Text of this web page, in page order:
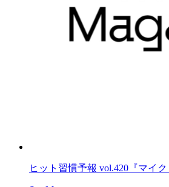
ヒット習慣予報 vol.420『マイク